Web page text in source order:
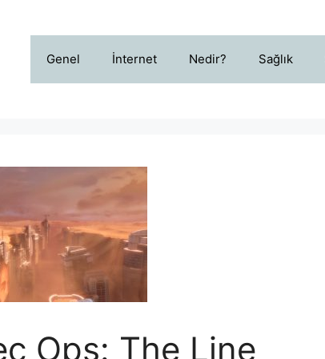
Genel İnternet Nedir? Sağlık
Ops: The Line